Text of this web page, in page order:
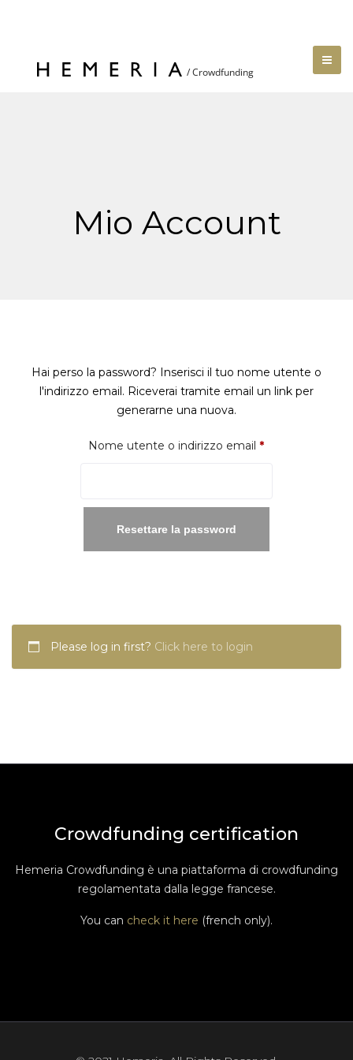
Mio Account
Hai perso la password? Inserisci il tuo nome utente o
l'indirizzo email. Riceverai tramite email un link per
generarne una nuova.
Nome utente o indirizzo email *Richiesto
Resettare la password
Please log in first? Click here to login
Crowdfunding certification
Hemeria Crowdfunding è una piattaforma di crowdfunding
regolamentata dalla legge francese.
You can check it here (french only).